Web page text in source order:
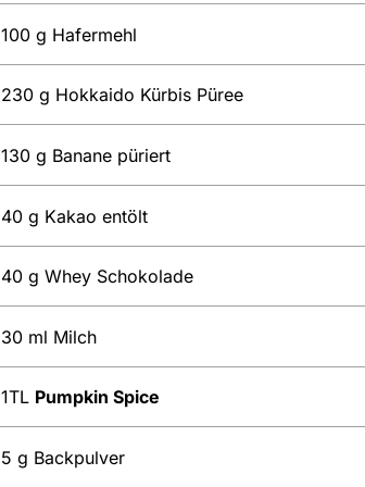
100 g Hafermehl
230 g Hokkaido Kürbis Püree
130 g Banane püriert
40 g Kakao entölt
40 g Whey Schokolade
30 ml Milch
1TL Pumpkin Spice
5 g Backpulver